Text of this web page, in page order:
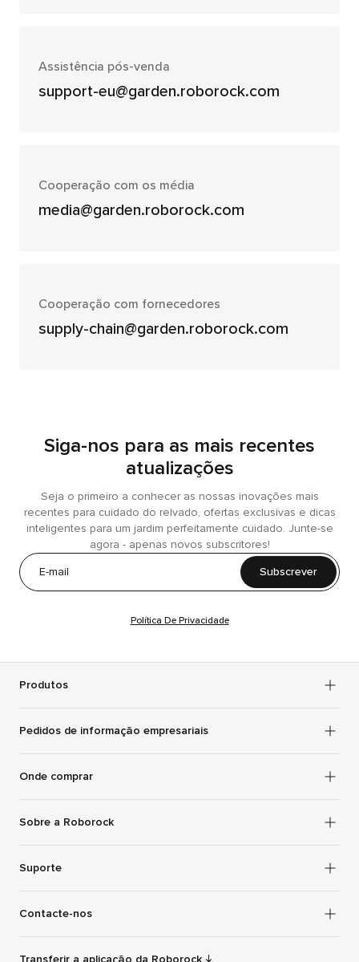
Assistência pós-venda
support-eu@garden.roborock.com
Cooperação com os média
media@garden.roborock.com
Cooperação com fornecedores
supply-chain@garden.roborock.com
Siga-nos para as mais recentes
atualizações
Seja o primeiro a conhecer as nossas inovações mais
recentes para cuidado do relvado, ofertas exclusivas e dicas
inteligentes para um jardim perfeitamente cuidado. Junte-se
agora - apenas novos subscritores!
Subscrever
Política De Privacidade
Produtos
Pedidos de informação empresariais
Onde comprar
Sobre a Roborock
Suporte
Contacte-nos